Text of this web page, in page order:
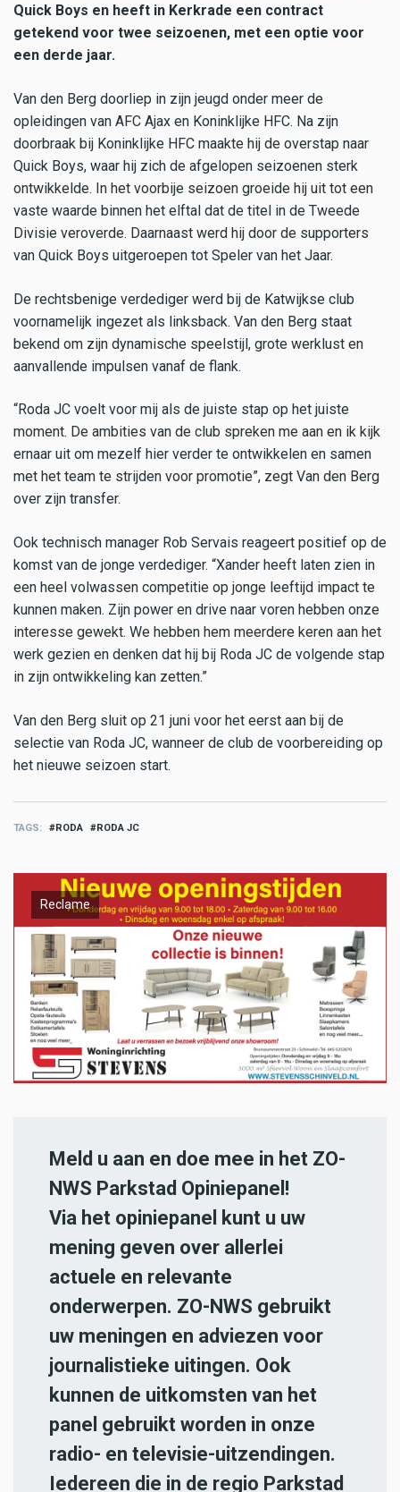
Quick Boys en heeft in Kerkrade een contract
getekend voor twee seizoenen, met een optie voor
een derde jaar.
Van den Berg doorliep in zijn jeugd onder meer de
opleidingen van AFC Ajax en Koninklijke HFC. Na zijn
doorbraak bij Koninklijke HFC maakte hij de overstap naar
Quick Boys, waar hij zich de afgelopen seizoenen sterk
ontwikkelde. In het voorbije seizoen groeide hij uit tot een
vaste waarde binnen het elftal dat de titel in de Tweede
Divisie veroverde. Daarnaast werd hij door de supporters
van Quick Boys uitgeroepen tot Speler van het Jaar.
De rechtsbenige verdediger werd bij de Katwijkse club
voornamelijk ingezet als linksback. Van den Berg staat
bekend om zijn dynamische speelstijl, grote werklust en
aanvallende impulsen vanaf de flank.
“Roda JC voelt voor mij als de juiste stap op het juiste
moment. De ambities van de club spreken me aan en ik kijk
ernaar uit om mezelf hier verder te ontwikkelen en samen
met het team te strijden voor promotie”, zegt Van den Berg
over zijn transfer.
Ook technisch manager Rob Servais reageert positief op de
komst van de jonge verdediger. “Xander heeft laten zien in
een heel volwassen competitie op jonge leeftijd impact te
kunnen maken. Zijn power en drive naar voren hebben onze
interesse gewekt. We hebben hem meerdere keren aan het
werk gezien en denken dat hij bij Roda JC de volgende stap
in zijn ontwikkeling kan zetten.”
Van den Berg sluit op 21 juni voor het eerst aan bij de
selectie van Roda JC, wanneer de club de voorbereiding op
het nieuwe seizoen start.
TAGS RODA RODA JC
Reclame
Meld u aan en doe mee in het ZO-
NWS Parkstad Opiniepanel!
Via het opiniepanel kunt u uw
mening geven over allerlei
actuele en relevante
onderwerpen. ZO-NWS gebruikt
uw meningen en adviezen voor
journalistieke uitingen. Ook
kunnen de uitkomsten van het
panel gebruikt worden in onze
radio- en televisie-uitzendingen.
Iedereen die in de regio Parkstad